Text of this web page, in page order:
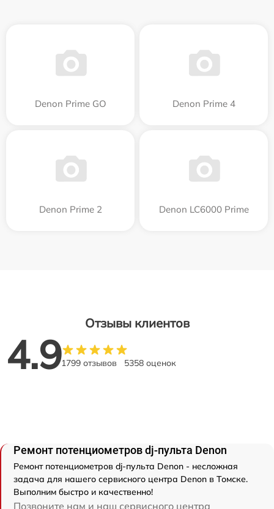
Denon Prime GO Denon Prime 4
Denon Prime 2 Denon LC6000 Prime
Отзывы клиентов
4.91799 отзывов 5358 оценок
Ремонт потенциометров dj-пульта Denon
Ремонт потенциометров dj-пульта Denon - несложная
задача для нашего сервисного центра Denon в Томске.
Выполним быстро и качественно!
Позвоните нам и наш сервисного центра